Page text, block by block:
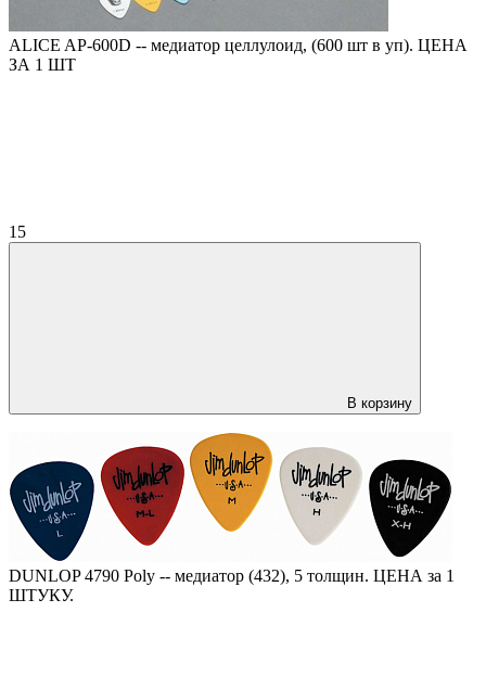
ALICE AP-600D -- медиатор целлулоид, (600 шт в уп). ЦЕНА
ЗА 1 ШТ
15
В корзину
DUNLOP 4790 Poly -- медиатор (432), 5 толщин. ЦЕНА за 1
ШТУКУ.